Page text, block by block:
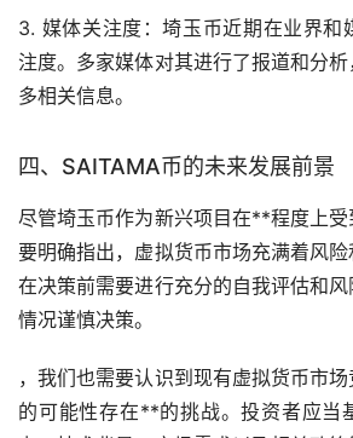
3. 媒体关注度：埼玉币近期在业界和
注度。多家媒体对其进行了报道和分
多相关信息。
四、SAITAMA币的未来发展前景
尽管埼玉币作为新兴项目在**程度上
要明确指出，虚拟货币市场充满着风
在决策前需要进行充分的自我评估和
情况谨慎决策。
，我们也需要认识到现有虚拟货币市
的可能性存在**的挑战。投资者应当